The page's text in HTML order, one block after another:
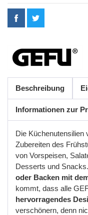
Beschreibung
Informationen zur
Die Küchenutensilien
Zubereiten des
von Vorspeisen,
Desserts und
oder Backen mit
kommt, dass alle
hervorragendes
verschönern, denn